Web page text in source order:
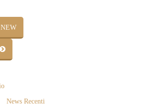
News Recenti